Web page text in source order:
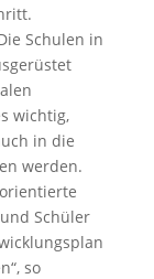
Schulen in
wichtig,
in die
werden.
Schüler
so